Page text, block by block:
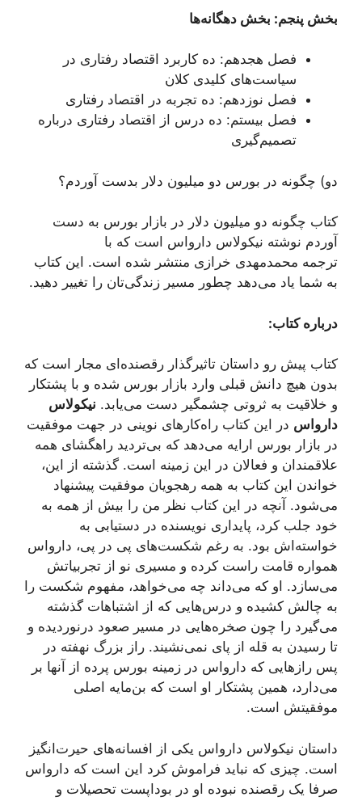
بخش پنجم: بخش دهگانه‌ها
فصل هجدهم: ده کاربرد اقتصاد رفتاری در
سیاست‌های کلیدی کلان
فصل نوزدهم: ده تجربه در اقتصاد رفتاری
فصل بیستم: ده درس از اقتصاد رفتاری درباره
تصمیم‌گیری
دو) چگونه در بورس دو میلیون دلار بدست آوردم؟
کتاب چگونه دو میلیون دلار در بازار بورس به دست
آوردم نوشته نیکولاس دارواس است که با
ترجمه محمدمهدی خرازی منتشر شده است. این کتاب
به شما یاد می‌دهد چطور مسیر زندگی‌تان را تغییر دهید.
درباره کتاب:
کتاب پیش رو داستان تاثیرگذار رقصنده‌ای مجار است که
بدون هیچ دانش قبلی وارد بازار بورس شده و با پشتکار
و خلاقیت به ثروتی چشمگیر دست می‌یابد. نیکولاس
دارواس در این کتاب راه‌کارهای نوینی در جهت موفقیت
در بازار بورس ارايه می‌دهد که بی‌تردید راهگشای همە
علاقمندان و فعالان در این زمینه است. گذشته از این،
خواندن این کتاب به همە رهجویان موفقیت پیشنهاد
می‌شود. آنچه در این کتاب نظر من را بیش از همه به
خود جلب کرد، پایداری نویسنده در دستیابی به
خواسته‌اش بود. به رغم شکست‌های پی در پی، دارواس
همواره قامت راست کرده و مسیری نو از تجربیاتش
می‌سازد. او که می‌داند چه می‌خواهد، مفهوم شکست را
به چالش کشیده و درس‌هایی که از اشتباهات گذشته
می‌گیرد را چون صخره‌هایی در مسیر صعود درنوردیده و
تا رسیدن به قله از پای نمی‌نشیند. راز بزرگ نهفته در
پس رازهایی که دارواس در زمینە بورس پرده از آنها بر
می‌دارد، همین پشتکار او است که بن‌مایە اصلی
موفقیتش است.
داستان نیکولاس دارواس یکی از افسانه‌های حیرت‌انگیز
است. چیزی که نباید فراموش کرد این است که دارواس
صرفا یک رقصنده نبوده او در بوداپست تحصیلات و